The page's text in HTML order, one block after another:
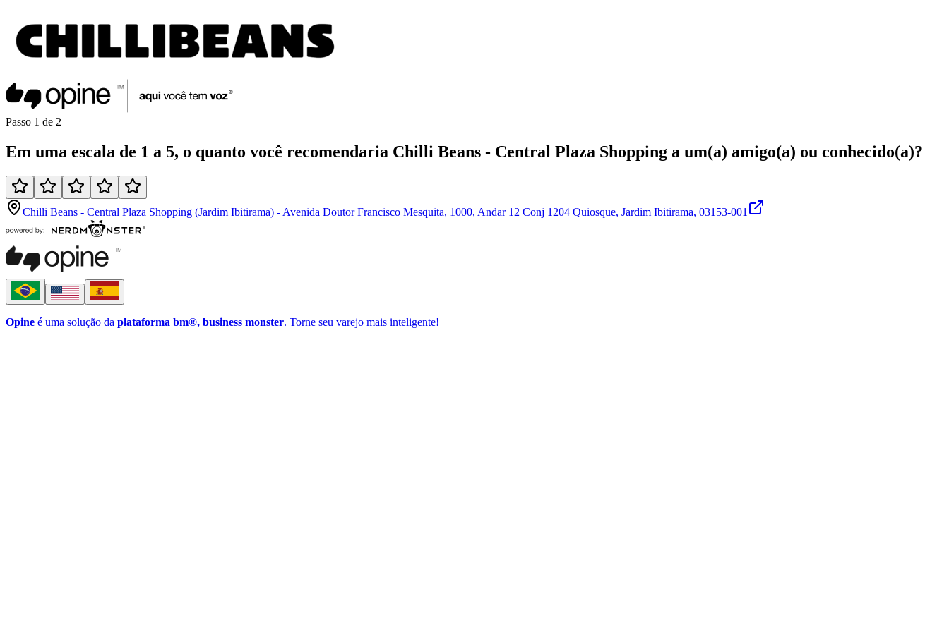
Passo 1 de 2
Em uma escala de 1 a 5, o quanto você recomendaria Chilli Beans - Central Plaza Shopping a um(a) amigo(a) ou conhecido(a)?
Chilli Beans - Central Plaza Shopping (Jardim Ibitirama) - Avenida Doutor Francisco Mesquita, 1000, Andar 12 Conj 1204 Quiosque, Jardim Ibitirama, 03153-001
Opine é uma solução da plataforma bm®, business monster. Torne seu varejo mais inteligente!